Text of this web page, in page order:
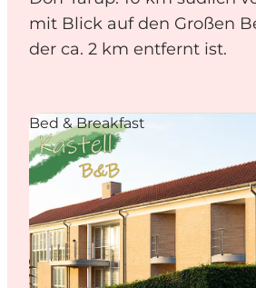
mit Blick auf den Großen
der ca. 2 km entfernt ist.
Bed & Breakfast